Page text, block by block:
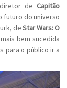
de Capitão
futuro do universo
de Star Wars: O
bem sucedida
para o público ir a